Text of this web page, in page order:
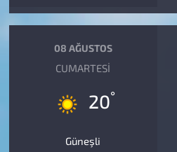
08 AĞUSTOS
CUMARTESI
20°
Güneşli